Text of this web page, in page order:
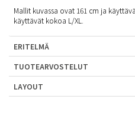
Mallit kuvassa ovat 161 cm ja
käyttävät kokoa L/XL.
ERITELMÄ
TUOTEARVOSTELUT
LAYOUT